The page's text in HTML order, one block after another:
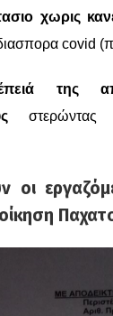
χωρις
covid (
της
στερώντας
οι